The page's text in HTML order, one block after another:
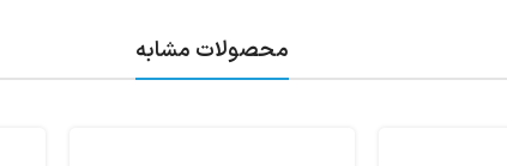
محصولات مشابه